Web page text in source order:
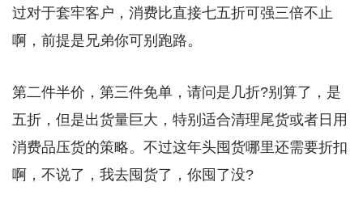
过对于套牢客户，消费比直接七五折可强三倍不止
啊，前提是兄弟你可别跑路。
第二件半价，第三件免单，请问是几折?别算了，是
五折，但是出货量巨大，特别适合清理尾货或者日用
消费品压货的策略。不过这年头囤货哪里还需要折扣
啊，不说了，我去囤货了，你囤了没?